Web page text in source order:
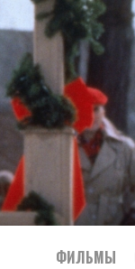
ФИЛЬМЫ